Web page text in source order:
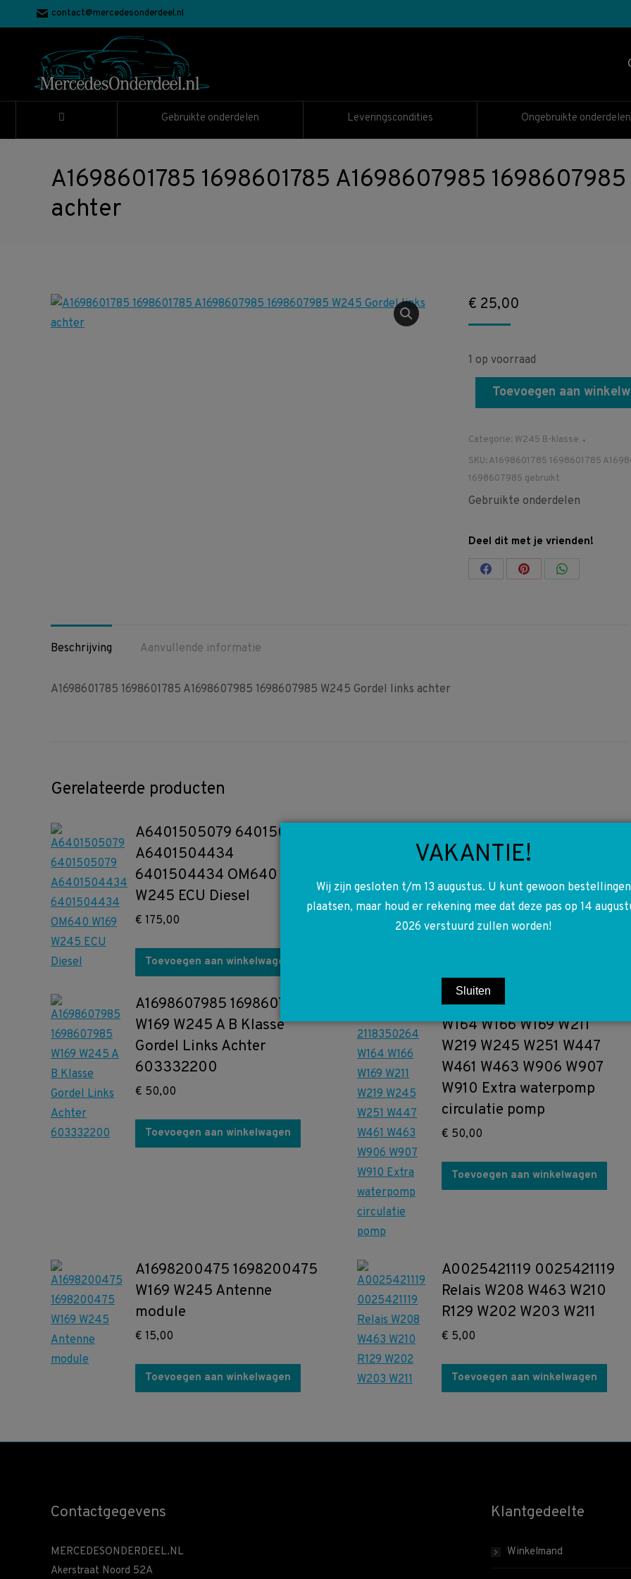
contact@mercedesonderdeel.nl
Gebruikte onderdelen Leveringscondities Ongebruikte onderdelen
A1698601785 1698601785 A1698607985
achter
€ 25,00
1 op voorraad
Toevoegen aan
Categorie: W245 B-klasse
SKU:A1698601785 1698601785
1698607985 gebruikt
Gebruikte onderdelen
Deel dit met je vrienden!
Share Share Share
Beschrijving
Aanvullende informatie
A1698601785 1698601785 A1698607985 1698607985 W245 Gordel links achter
Gerelateerde producten
A6401505079 6401505079
A6401504434
6401504434 OM640 W169
W245 ECU Diesel
€ 175,00
Toevoegen aan winkelwagen
Ruitenwisser arm voor
10,00
A1698607985 1698607985
W169 W245 A B Klasse
Gordel Links Achter
603332200
€ 50,00
Toevoegen aan winkelwagen
A2118350264 2118350264
W164 W166 W169 W211
W219 W245 W251 W447
W461 W463 W906 W907
W910 Extra waterpomp
circulatie pomp
€ 50,00
Toevoegen aan winkelwagen
A1698200475 1698200475
W169 W245 Antenne
module
€ 15,00
Toevoegen aan winkelwagen
A0025421119 0025421119
Relais W208 W463 W210
R129 W202 W203 W211
€ 5,00
Toevoegen aan winkelwagen
Contactgegevens
MERCEDESONDERDEEL.NL
Akerstraat Noord 52A
Klantgedeelte
Winkelmand
VAKANTIE!
Wij zijn gesloten t/m 13 augustus. U kunt gewoon bestellingen
plaatsen, maar houd er rekening mee dat deze pas op 14
2026 verstuurd zullen worden!
Sluiten